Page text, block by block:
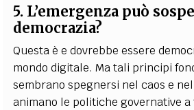
5. L’emergenza può
democrazia?
Questa è e dovrebbe essere
mondo digitale. Ma tali principi
sembrano spegnersi nel caos e
animano le politiche governative